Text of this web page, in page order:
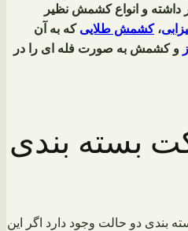
داشته و انواع کشمش نظیر
،کشمش طلایی که به آن
و کشمش به صورت فله ای را در
بسته بندی
دو حالت وجود دارد اگر این